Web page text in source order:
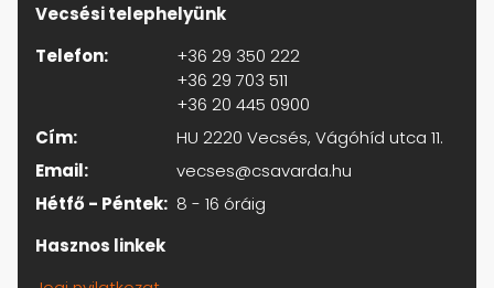
Vecsési telephelyünk
Telefon:
+36 29 350 222
+36 29 703 511
+36 20 445 0900
Cím:
HU 2220 Vecsés, Vágóhíd utca 11.
Email:
vecses@csavarda.hu
Hétfő - Péntek: 8 - 16 óráig
Hasznos linkek